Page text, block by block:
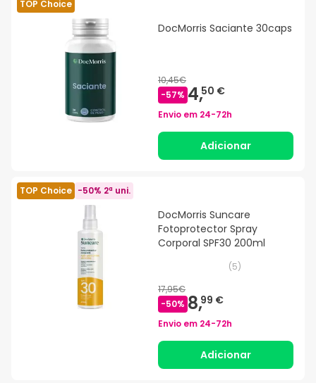
TOP Choice
DocMorris Saciante 30caps
10,45€
-57% 4,50 €
Envio em 24-72h
Adicionar
TOP Choice -50% 2ª uni.
DocMorris Suncare
Fotoprotector Spray
Corporal SPF30 200ml
(5)
17,95€
-50% 8,99 €
Envio em 24-72h
Adicionar